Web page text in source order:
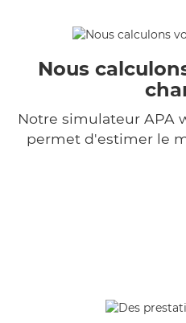
Nous
Notre simulateur APA
permet d'estimer le